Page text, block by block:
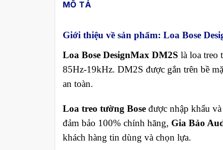
MÔ TẢ
Giới thiệu về sản phẩm: Loa Bose
Loa Bose DesignMax DM2S là loa treo
85Hz-19kHz. DM2S được gắn trên bề
an toàn.
Loa treo tường Boseđược nhập khẩu
đảm bảo 100% chính hãng, Gia Bảo
khách hàng tin dùng và chọn lựa.